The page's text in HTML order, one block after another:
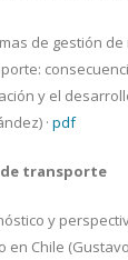
de gestión
y el
· pdf
transporte
y
en Chile